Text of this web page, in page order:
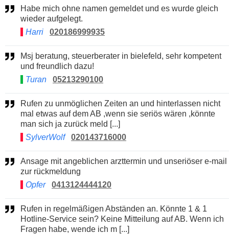
Habe mich ohne namen gemeldet und es wurde gleich
wieder aufgelegt.
Harri
020186999935
Msj beratung, steuerberater in bielefeld, sehr kompetent
und freundlich dazu!
Turan
05213290100
Rufen zu unmöglichen Zeiten an und hinterlassen nicht
mal etwas auf dem AB ,wenn sie seriös wären ,könnte
man sich ja zurück meld [...]
SylverWolf
020143716000
Ansage mit angeblichen arzttermin und unseriöser e-mail
zur rückmeldung
Opfer
0413124444120
Rufen in regelmäßigen Abständen an. Könnte 1 & 1
Hotline-Service sein? Keine Mitteilung auf AB. Wenn ich
Fragen habe, wende ich m [...]